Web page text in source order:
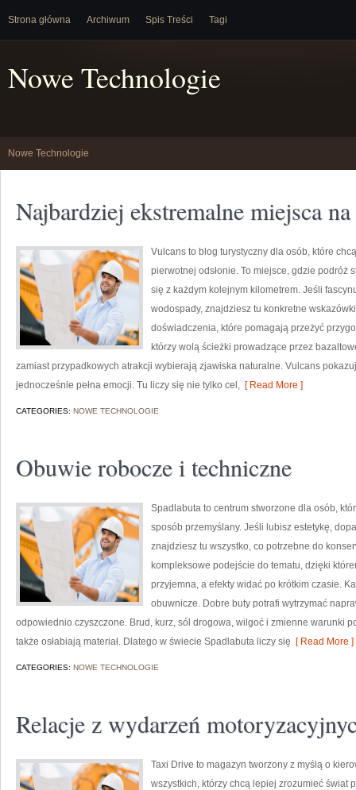
Strona główna Archiwum Spis Treści Tagi
Nowe Technologie
Nowe Technologie
Najbardziej ekstremalne miejsca
Vulcans to blog turystyczny dla osób, które
pierwotnej odsłonie. To miejsce, gdzie podróż
się z każdym kolejnym kilometrem. Jeśli
wodospady, znajdziesz tu konkretne
doświadczenia, które pomagają przeżyć
którzy wolą ścieżki prowadzące przez
zamiast przypadkowych atrakcji wybierają zjawiska naturalne. Vulcans
jednocześnie pełna emocji. Tu liczy się nie tylko cel, [ Read More ]
CATEGORIES: NOWE TECHNOLOGIE
Obuwie robocze i techniczne
Spadlabuta to centrum stworzone dla osób,
sposób przemyślany. Jeśli lubisz estetykę,
znajdziesz tu wszystko, co potrzebne do
kompleksowe podejście do tematu, dzięki
przyjemna, a efekty widać po krótkim czasie.
obuwnicze. Dobre buty potrafi wytrzymać
odpowiednio czyszczone. Brud, kurz, sól drogowa, wilgoć i zmienne warunki
także osłabiają materiał. Dlatego w świecie Spadlabuta liczy się [ Read More ]
CATEGORIES: NOWE TECHNOLOGIE
Relacje z wydarzeń
Taxi Drive to magazyn tworzony z myślą o
wszystkich, którzy chcą lepiej zrozumieć świat